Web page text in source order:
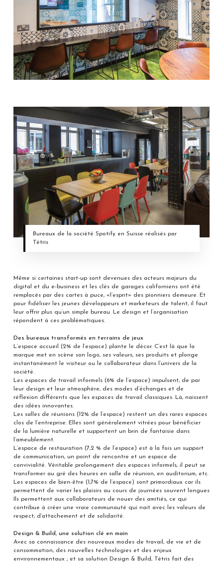
Bureaux de la société Spotify en Suisse réalisés par
Tétris
Même si certaines start-up sont devenues des acteurs majeurs du
digital et du e-business et les clés de garages californiens ont été
remplacés par des cartes à puce, «l’esprit» des pionniers demeure. Et
pour fidéliser les jeunes développeurs et marketeurs de talent, il faut
leur offrir plus qu’un simple bureau. Le design et l’organisation
répondent à ces problématiques.
Des bureaux transformés en terrains de jeux
L’espace accueil (2% de l’espace) plante le décor. C’est là que la
marque met en scène son logo, ses valeurs, ses produits et plonge
instantanément le visiteur ou le collaborateur dans l’univers de la
société.
Les espaces de travail informels (6% de l’espace) impulsent, de par
leur design et leur atmosphère, des modes d’échanges et de
réflexion différents que les espaces de travail classiques. Là, naissent
des idées innovantes.
Les salles de réunions (12% de l’espace) restent un des rares espaces
clos de l’entreprise. Elles sont généralement vitrées pour bénéficier
de la lumière naturelle et supportent un brin de fantaisie dans
l’ameublement.
L’espace de restauration (7,2 % de l’espace) est à la fois un support
de communication, un point de rencontre et un espace de
convivialité. Véritable prolongement des espaces informels, il peut se
transformer au gré des heures en salle de réunion, en auditorium, etc.
Les espaces de bien-être (1,7% de l’espace) sont primordiaux car ils
permettent de varier les plaisirs au cours de journées souvent longues
Ils permettent aux collaborateurs de nouer des amitiés, ce qui
contribue à créer une vraie communauté qui nait avec les valeurs de
respect, d’attachement et de solidarité.
Design & Build, une solution clé en main
Avec sa connaissance des nouveaux modes de travail, de vie et de
consommation, des nouvelles technologies et des enjeux
environnementaux ; et sa solution Design & Build, Tétris fait des